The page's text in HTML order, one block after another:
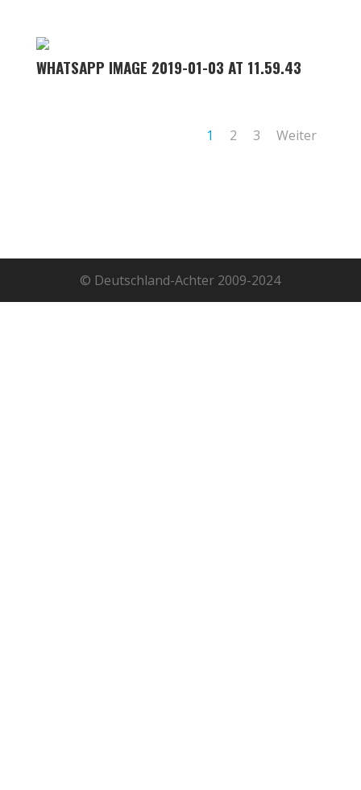
WHATSAPP IMAGE 2019-01-03 AT 11.59.43
1 2 3 Weiter
© Deutschland-Achter 2009-2024